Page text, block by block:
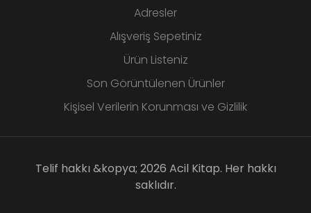
Adresler
Alışveriş Sepetiniz
Ürün Listeniz
Son Görüntülenen Ürünler
Kişisel Verilerin Korunması ve Gizlilik
Telif hakkı &kopya; 2026 Acil Kitap. Her hakkı
saklıdır.